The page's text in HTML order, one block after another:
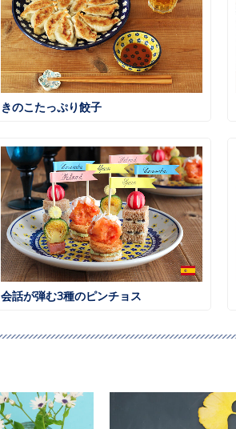
きのこたっぷり餃子
会話が弾む3種のピンチョス